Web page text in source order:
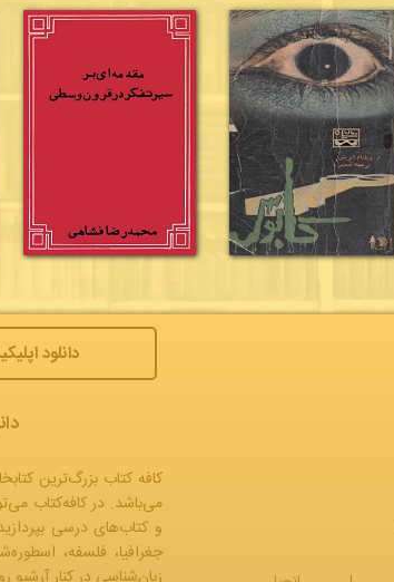
دانلود
کافه کتاب بزرگ‌ترین
می‌باشد. در کافه‌کتاب
و کتاب‌های درسی
جغرافیا، فلسفه،